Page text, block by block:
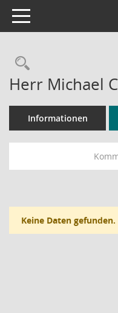
Toggle navigation
Herr Michael
Informationen
Keine Daten gefunden.